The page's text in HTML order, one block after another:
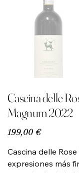
Cascina delle
Magnum 2022
Precio
199,00 €
Cascina delle
expresiones más